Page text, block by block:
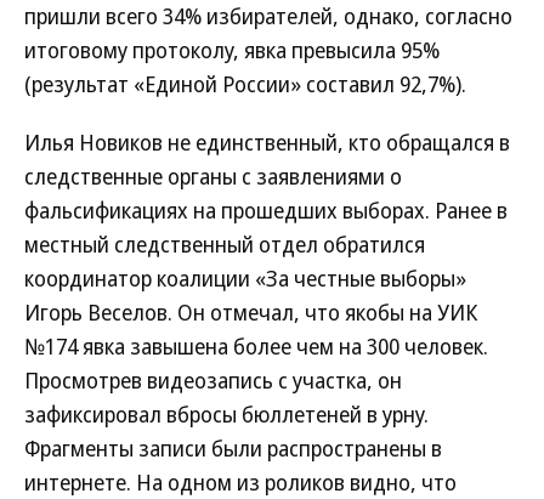
пришли всего 34% избирателей, однако, согласно
итоговому протоколу, явка превысила 95%
(результат «Единой России» составил 92,7%).
Илья Новиков не единственный, кто обращался в
следственные органы с заявлениями о
фальсификациях на прошедших выборах. Ранее в
местный следственный отдел обратился
координатор коалиции «За честные выборы»
Игорь Веселов. Он отмечал, что якобы на УИК
№174 явка завышена более чем на 300 человек.
Просмотрев видеозапись с участка, он
зафиксировал вбросы бюллетеней в урну.
Фрагменты записи были распространены в
интернете. На одном из роликов видно, что